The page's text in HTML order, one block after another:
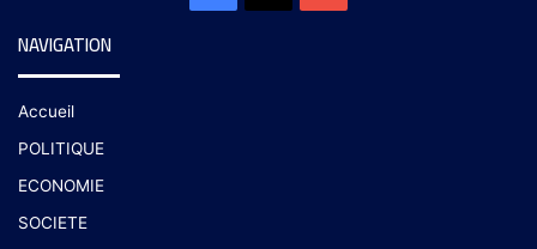
NAVIGATION
Accueil
POLITIQUE
ECONOMIE
SOCIETE